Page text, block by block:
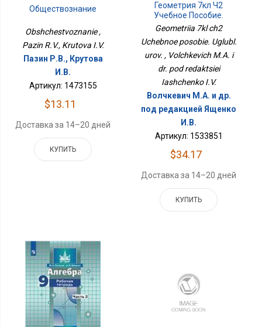
Обществознание
Obshchestvoznanie ,
Pazin R.V., Krutova I.V.
Пазин Р.В., Крутова
И.В.
Артикул: 1473155
$13.11
Доставка за 14–20 дней
КУПИТЬ
Геометрия 7кл Ч2
Учебное Пособие.
Углубл. Уров.
Geometriia 7kl ch2
Uchebnoe posobie. Uglubl.
urov. , Volchkevich M.A. i
dr. pod redaktsiei
Iashchenko I.V.
Волчкевич М.А. и др.
под редакцией Ященко
И.В.
Артикул: 1533851
$34.17
Доставка за 14–20 дней
КУПИТЬ